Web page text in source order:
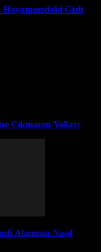
Gizli
Çıkmanın Yolları
Alanınızı Nasıl